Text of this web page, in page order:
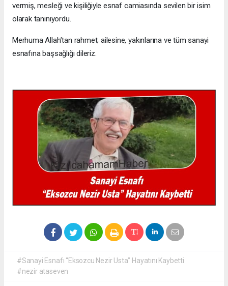
vermiş, mesleği ve kişiliğiyle esnaf camiasında sevilen bir isim
olarak tanınıyordu.
Merhuma Allah’tan rahmet; ailesine, yakınlarına ve tüm sanayi
esnafına başsağlığı dileriz.
#Sanayi Esnafı “Eksozcu Nezir Usta” Hayatını Kaybetti
#nezir ataseven